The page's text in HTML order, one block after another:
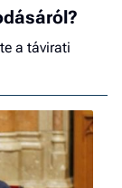
a távirati